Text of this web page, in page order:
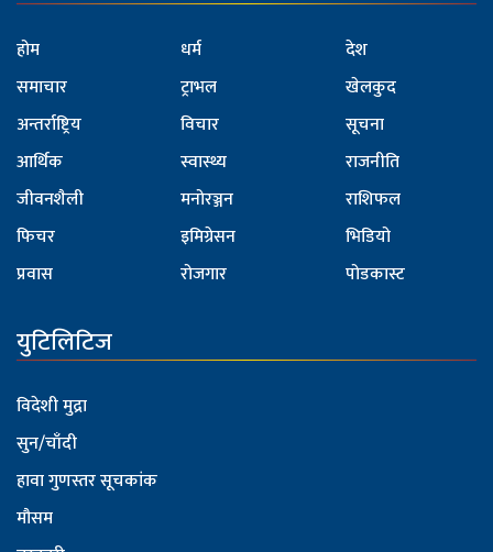
होम
समाचार
अन्तर्राष्ट्रिय
आर्थिक
जीवनशैली
फिचर
प्रवास
धर्म
ट्राभल
विचार
स्वास्थ्य
मनोरञ्जन
इमिग्रेसन
रोजगार
देश
खेलकुद
सूचना
राजनीति
राशिफल
भिडियो
पोडकास्ट
युटिलिटिज
विदेशी मुद्रा
सुन/चाँदी
हावा गुणस्तर सूचकांक
मौसम